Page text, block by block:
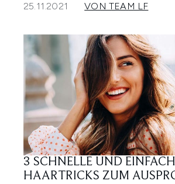
25.11.2021 VON TEAM LF
3 SCHNELLE UND
HAARTRICKS ZUM